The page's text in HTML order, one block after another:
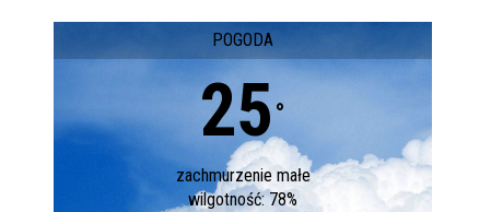
POGODA
25 °
zachmurzenie małe
wilgotność: 78%